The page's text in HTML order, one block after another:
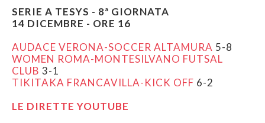
SERIE A TESYS - 8ª GIORNATA
14 DICEMBRE - ORE 16
AUDACE VERONA-SOCCER ALTAMURA 5-8
WOMEN ROMA-MONTESILVANO FUTSAL
CLUB 3-1
TIKITAKA FRANCAVILLA-KICK OFF 6-2
LE DIRETTE YOUTUBE